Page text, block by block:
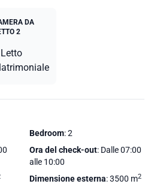
DA
2
Bedroom: 2
Ora del check-out: Dalle 07:00
alle 10:00
Dimensione esterna: 3500 m2